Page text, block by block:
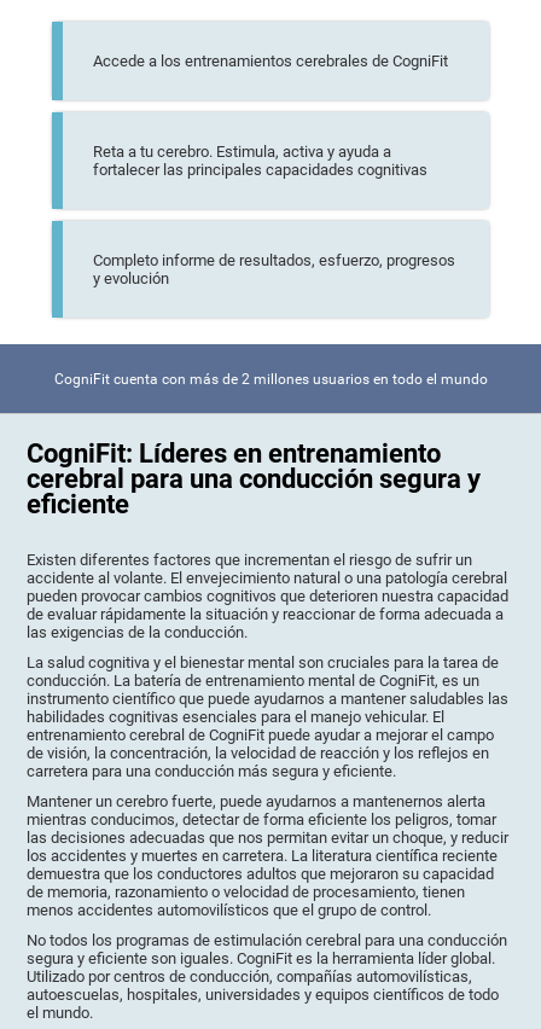
Accede a los entrenamientos cerebrales de CogniFit
Reta a tu cerebro. Estimula, activa y ayuda a
fortalecer las principales capacidades cognitivas
Completo informe de resultados, esfuerzo, progresos
y evolución
CogniFit cuenta con más de 2 millones usuarios en todo el mundo
CogniFit: Líderes en entrenamiento
cerebral para una conducción segura y
eficiente
Existen diferentes factores que incrementan el riesgo de sufrir un
accidente al volante. El envejecimiento natural o una patología cerebral
pueden provocar cambios cognitivos que deterioren nuestra capacidad
de evaluar rápidamente la situación y reaccionar de forma adecuada a
las exigencias de la conducción.
La salud cognitiva y el bienestar mental son cruciales para la tarea de
conducción. La batería de entrenamiento mental de CogniFit, es un
instrumento científico que puede ayudarnos a mantener saludables las
habilidades cognitivas esenciales para el manejo vehicular. El
entrenamiento cerebral de CogniFit puede ayudar a mejorar el campo
de visión, la concentración, la velocidad de reacción y los reflejos en
carretera para una conducción más segura y eficiente.
Mantener un cerebro fuerte, puede ayudarnos a mantenernos alerta
mientras conducimos, detectar de forma eficiente los peligros, tomar
las decisiones adecuadas que nos permitan evitar un choque, y reducir
los accidentes y muertes en carretera. La literatura científica reciente
demuestra que los conductores adultos que mejoraron su capacidad
de memoria, razonamiento o velocidad de procesamiento, tienen
menos accidentes automovilísticos que el grupo de control.
No todos los programas de estimulación cerebral para una conducción
segura y eficiente son iguales. CogniFit es la herramienta líder global.
Utilizado por centros de conducción, compañías automovilísticas,
autoescuelas, hospitales, universidades y equipos científicos de todo
el mundo.